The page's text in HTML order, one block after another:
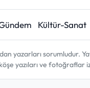
Kültür-Sanat
yazarları sorumludur.
yazıları ve fotoğraflar